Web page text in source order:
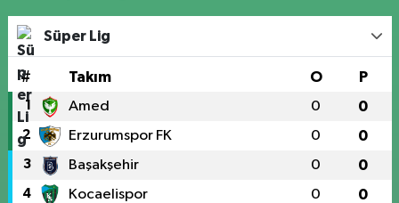
Süper Lig
# Takım O P
1 Amed 0 0
2 Erzurumspor FK 0 0
3 Başakşehir 0 0
4 Kocaelispor 0 0